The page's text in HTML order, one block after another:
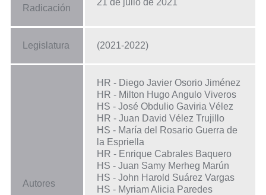
Radicación
21 de julio de 2021
Legislatura (2021-2022)
Autores
HR - Diego Javier Osorio Jiménez
HR - Milton Hugo Angulo Viveros
HS - José Obdulio Gaviria Vélez
HR - Juan David Vélez Trujillo
HS - María del Rosario Guerra de
la Espriella
HR - Enrique Cabrales Baquero
HS - Juan Samy Merheg Marún
HS - John Harold Suárez Vargas
HS - Myriam Alicia Paredes